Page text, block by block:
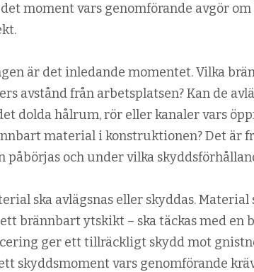
moment vars genomförande avgör
är det inledande momentet. Vilka
avstånd från arbetsplatsen? Kan de
dolda hålrum, rör eller kanaler vars
material i konstruktionen? Det är
påbörjas och under vilka
ska avlägsnas eller skyddas. Material
brännbart ytskikt – ska täckas med en
ger ett tillräckligt skydd mot
skydds­moment vars genomförande